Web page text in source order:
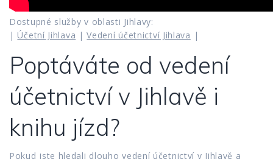
Dostupné služby v oblasti Jihlavy:
| Účetní Jihlava |Vedení účetnictví Jihlava |
Poptáváte od vedení
účetnictví v Jihlavě i
knihu jízd?
Pokud jste hledali dlouho vedení účetnictví v Jihlavě a